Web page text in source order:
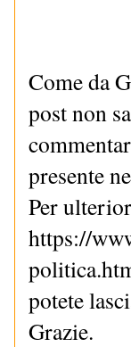
Come da
post non
presente
Per
https://
potete
Grazie.